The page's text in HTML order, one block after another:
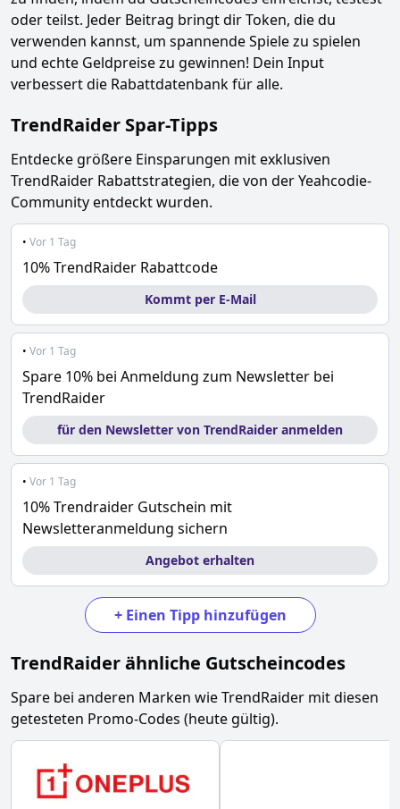
oder teilst. Jeder Beitrag bringt dir Token, die du
verwenden kannst, um spannende Spiele zu spielen
und echte Geldpreise zu gewinnen! Dein Input
verbessert die Rabattdatenbank für alle.
TrendRaider Spar-Tipps
Entdecke größere Einsparungen mit exklusiven
TrendRaider Rabattstrategien, die von der Yeahcodie-
Community entdeckt wurden.
• Vor 1 Tag
10% TrendRaider Rabattcode
Kommt per E-Mail
• Vor 1 Tag
Spare 10% bei Anmeldung zum Newsletter bei
TrendRaider
für den Newsletter von TrendRaider anmelden
• Vor 1 Tag
10% Trendraider Gutschein mit
Newsletteranmeldung sichern
Angebot erhalten
+ Einen Tipp hinzufügen
TrendRaiderähnliche Gutscheincodes
Spare bei anderen Marken wieTrendRaider mit diesen
getesteten Promo-Codes (heute gültig).